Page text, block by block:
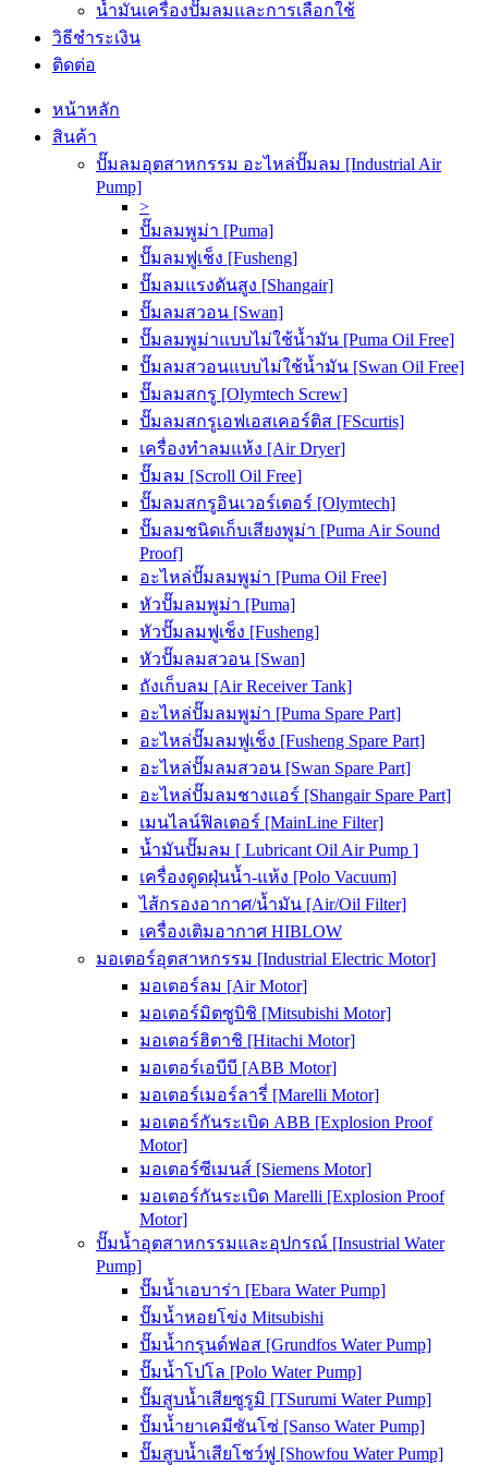
น้ำมันเครื่องปั๊มลมและการเลือกใช้
วิธีชำระเงิน
ติดต่อ
หน้าหลัก
สินค้า
ปั๊มลมอุตสาหกรรม อะไหล่ปั๊มลม [Industrial Air
Pump]
>
ปั๊มลมพูม่า [Puma]
ปั๊มลมฟูเช็ง [Fusheng]
ปั๊มลมแรงดันสูง [Shangair]
ปั๊มลมสวอน [Swan]
ปั๊มลมพูม่าแบบไม่ใช้น้ำมัน [Puma Oil Free]
ปั๊มลมสวอนแบบไม่ใช้น้ำมัน [Swan Oil Free]
ปั๊มลมสกรู [Olymtech Screw]
ปั๊มลมสกรูเอฟเอสเคอร์ติส [FScurtis]
เครื่องทำลมแห้ง [Air Dryer]
ปั๊มลม [Scroll Oil Free]
ปั๊มลมสกรูอินเวอร์เตอร์ [Olymtech]
ปั๊มลมชนิดเก็บเสียงพูม่า [Puma Air Sound
Proof]
อะไหล่ปั๊มลมพูม่า [Puma Oil Free]
หัวปั๊มลมพูม่า [Puma]
หัวปั๊มลมฟูเช็ง [Fusheng]
หัวปั๊มลมสวอน [Swan]
ถังเก็บลม [Air Receiver Tank]
อะไหล่ปั๊มลมพูม่า [Puma Spare Part]
อะไหล่ปั๊มลมฟูเช็ง [Fusheng Spare Part]
อะไหล่ปั๊มลมสวอน [Swan Spare Part]
อะไหล่ปั๊มลมชางแอร์ [Shangair Spare Part]
เมนไลน์ฟิลเตอร์ [MainLine Filter]
น้ำมันปั๊มลม [ Lubricant Oil Air Pump ]
เครื่องดูดฝุ่นน้ำ-แห้ง [Polo Vacuum]
ไส้กรองอากาศ/น้ำมัน [Air/Oil Filter]
เครื่องเติมอากาศ HIBLOW
มอเตอร์อุตสาหกรรม [Industrial Electric Motor]
มอเตอร์ลม [Air Motor]
มอเตอร์มิตซูบิชิ [Mitsubishi Motor]
มอเตอร์ฮิตาชิ [Hitachi Motor]
มอเตอร์เอบีบี [ABB Motor]
มอเตอร์เมอร์ลารี่ [Marelli Motor]
มอเตอร์กันระเบิด ABB [Explosion Proof
Motor]
มอเตอร์ซีเมนส์ [Siemens Motor]
มอเตอร์กันระเบิด Marelli [Explosion Proof
Motor]
ปั๊มน้ำอุตสาหกรรมและอุปกรณ์ [Insustrial Water
Pump]
ปั๊มน้ำเอบาร่า [Ebara Water Pump]
ปั๊มน้ำหอยโข่ง Mitsubishi
ปั๊มน้ำกรุนด์ฟอส [Grundfos Water Pump]
ปั๊มน้ำโปโล [Polo Water Pump]
ปั๊มสูบน้ำเสียซูรูมิ [TSurumi Water Pump]
ปั๊มน้ำยาเคมีซันโซ่ [Sanso Water Pump]
ปั๊มสูบน้ำเสียโชว์ฟู [Showfou Water Pump]